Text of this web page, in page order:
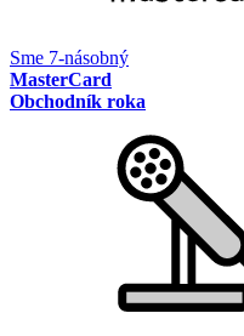
Sme 7-násobný
MasterCard
Obchodník roka